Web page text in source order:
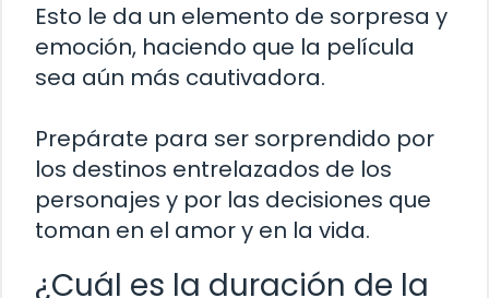
Esto le da un elemento de sorpresa y
emoción, haciendo que la película
sea aún más cautivadora.
Prepárate para ser sorprendido por
los destinos entrelazados de los
personajes y por las decisiones que
toman en el amor y en la vida.
¿Cuál es la duración de la